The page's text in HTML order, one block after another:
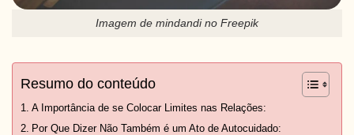
Imagem de mindandi no Freepik
Resumo do conteúdo
A Importância de se Colocar Limites nas Relações:
Por Que Dizer Não Também é um Ato de Autocuidado: